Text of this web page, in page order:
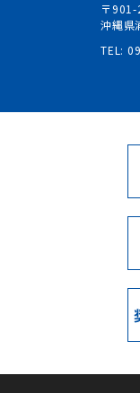
〒901-
沖縄県
TEL: